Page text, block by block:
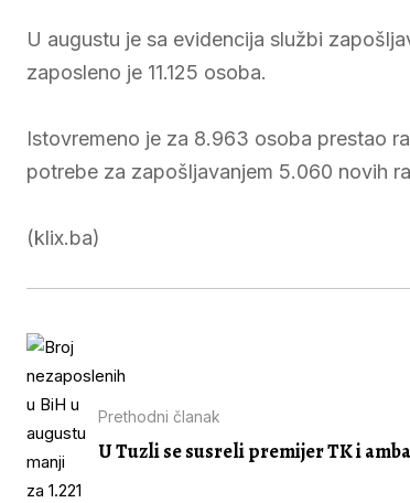
U augustu je sa evidencija službi
zaposleno je 11.125 osoba.
Istovremeno je za 8.963 osoba prestao
potrebe za zapošljavanjem 5.060 novih
(klix.ba)
Prethodni članak
U Tuzli se susreli premijer TK i